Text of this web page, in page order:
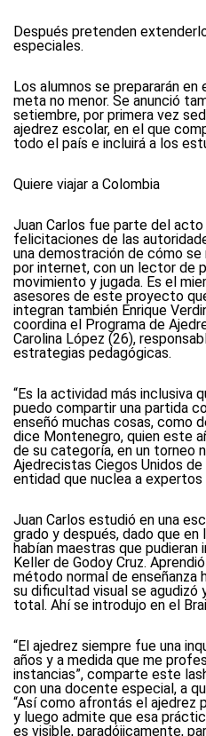
Después pretenden
especiales.
Los alumnos se prepararán
meta no menor. Se anunció
setiembre, por primera vez
ajedrez escolar, en el que
todo el país e incluirá a los
Quiere viajar a Colombia
Juan Carlos fue parte del acto
felicitaciones de las
una demostración de cómo
por internet, con un lector de
movimiento y jugada. Es el
asesores de este proyecto
integran también Enrique
coordina el Programa de
Carolina López (26),
estrategias pedagógicas.
“Es la actividad más inclusiva
puedo compartir una partida
enseñó muchas cosas, como
dice Montenegro, quien este
de su categoría, en un torneo
Ajedrecistas Ciegos Unidos de
entidad que nuclea a
Juan Carlos estudió en una
grado y después, dado que en
habían maestras que pudieran
Keller de Godoy Cruz.
método normal de enseñanza
su dificultad visual se agudizó
total. Ahí se introdujo en el
“El ajedrez siempre fue una
años y a medida que me
instancias”, comparte este
con una docente especial, a
“Así como afrontás el ajedrez
y luego admite que esa
es visible, paradójicamente,